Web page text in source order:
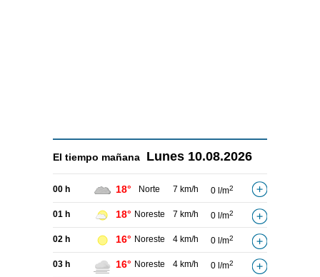
El tiempo mañana Lunes 10.08.2026
00 h 18° Norte 7 km/h 0 l/m2
01 h 18° Noreste 7 km/h 0 l/m2
02 h 16° Noreste 4 km/h 0 l/m2
03 h 16° Noreste 4 km/h 0 l/m2